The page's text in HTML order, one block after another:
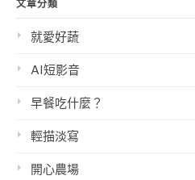
文章分類
就愛好蔬
AI短影音
早餐吃什麼？
輕描淡寫
開心農場